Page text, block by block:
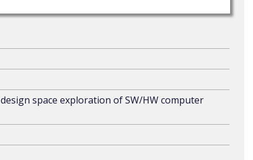
space exploration of SW/HW computer